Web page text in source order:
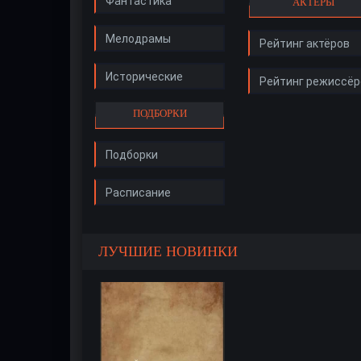
Мелодрамы
Исторические
ПОДБОРКИ
Подборки
Расписание
Рейтинг актёров
Рейтинг
ЛУЧШИЕ НОВИНКИ